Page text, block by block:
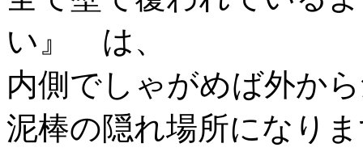
い』 は、
内側でしゃがめば外か
泥棒の隠れ場所になり